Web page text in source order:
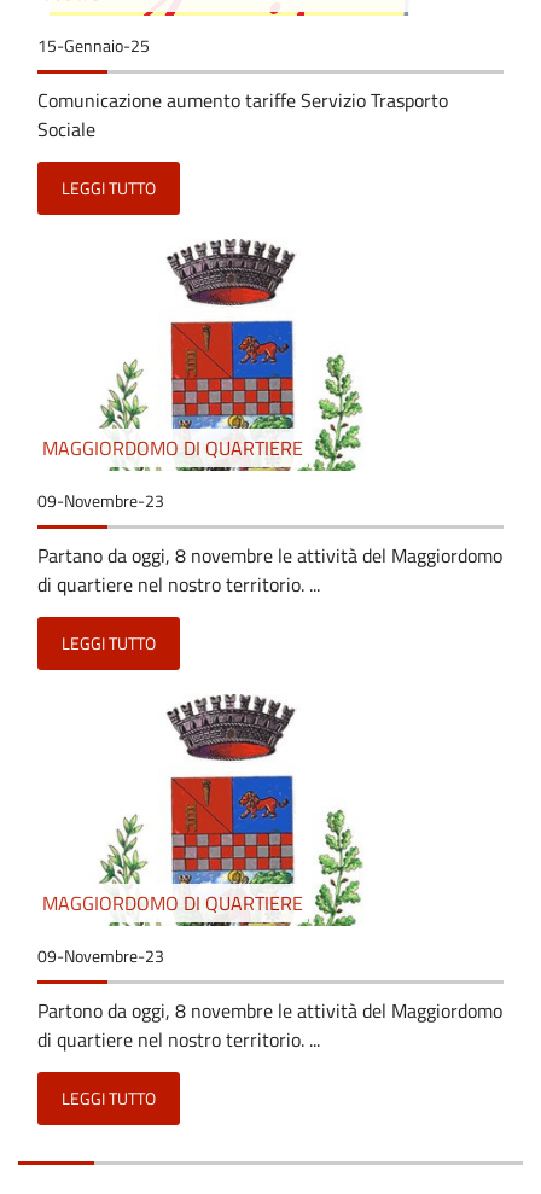
15-Gennaio-25
Comunicazione aumento tariffe Servizio Trasporto
Sociale
LEGGI TUTTO
MAGGIORDOMO DI QUARTIERE
09-Novembre-23
Partano da oggi, 8 novembre le attività del Maggiordomo
di quartiere nel nostro territorio. ...
LEGGI TUTTO
MAGGIORDOMO DI QUARTIERE
09-Novembre-23
Partono da oggi, 8 novembre le attività del Maggiordomo
di quartiere nel nostro territorio. ...
LEGGI TUTTO